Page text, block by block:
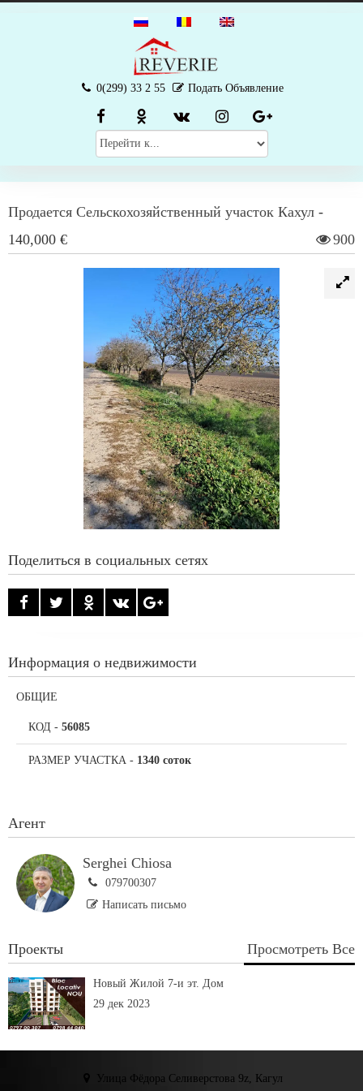
0(299) 33 2 55 Подать Объявление
Продается Сельскохозяйственный участок Кахул -
140,000 €
900
Поделиться в социальных сетях
Информация о недвижимости
ОБЩИЕ
КОД - 56085
РАЗМЕР УЧАСТКА - 1340 соток
Агент
Serghei Chiosa
079700307
Написать письмо
Проекты Просмотреть Все
Новый Жилой 7-и эт. Дом
29 дек 2023
Улица Фёдора Селиверстова 9z, Кагул